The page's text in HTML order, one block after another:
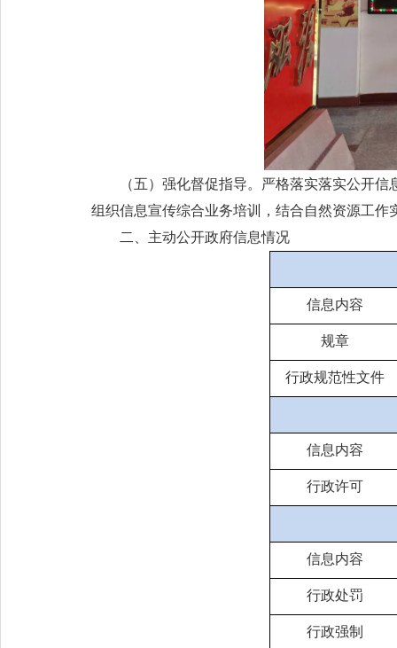
（五）强化督促指导。严格落实落实公开
组织信息宣传综合业务培训，结合自然资源工
二、主动公开政府信息情况
信息内容
规章
行政规范性文件
信息内容
行政许可
信息内容
行政处罚
行政强制